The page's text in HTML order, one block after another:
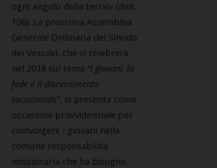
ogni angolo della terra!» (ibid.,
106). La prossima Assemblea
Generale Ordinaria del Sinodo
dei Vescovi, che si celebrerà
nel 2018 sul tema “I giovani, la
fede e il discernimento
vocazionale”, si presenta come
occasione provvidenziale per
coinvolgere i giovani nella
comune responsabilità
missionaria che ha bisogno